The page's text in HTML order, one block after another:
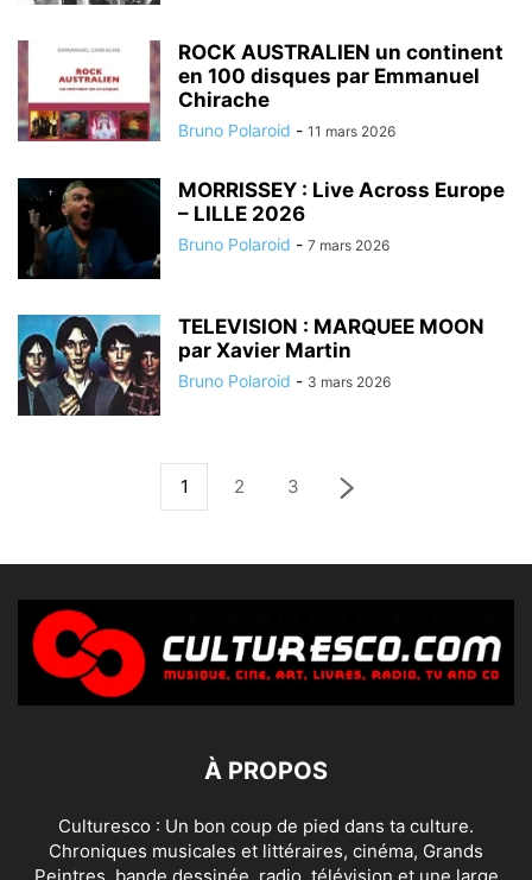
ROCK AUSTRALIEN un continent
en 100 disques par Emmanuel
Chirache
Bruno Polaroid - 11 mars 2026
MORRISSEY : Live Across Europe
– LILLE 2026
Bruno Polaroid - 7 mars 2026
TELEVISION : MARQUEE MOON
par Xavier Martin
Bruno Polaroid - 3 mars 2026
1 2 3
À PROPOS
Culturesco : Un bon coup de pied dans ta culture.
Chroniques musicales et littéraires, cinéma, Grands